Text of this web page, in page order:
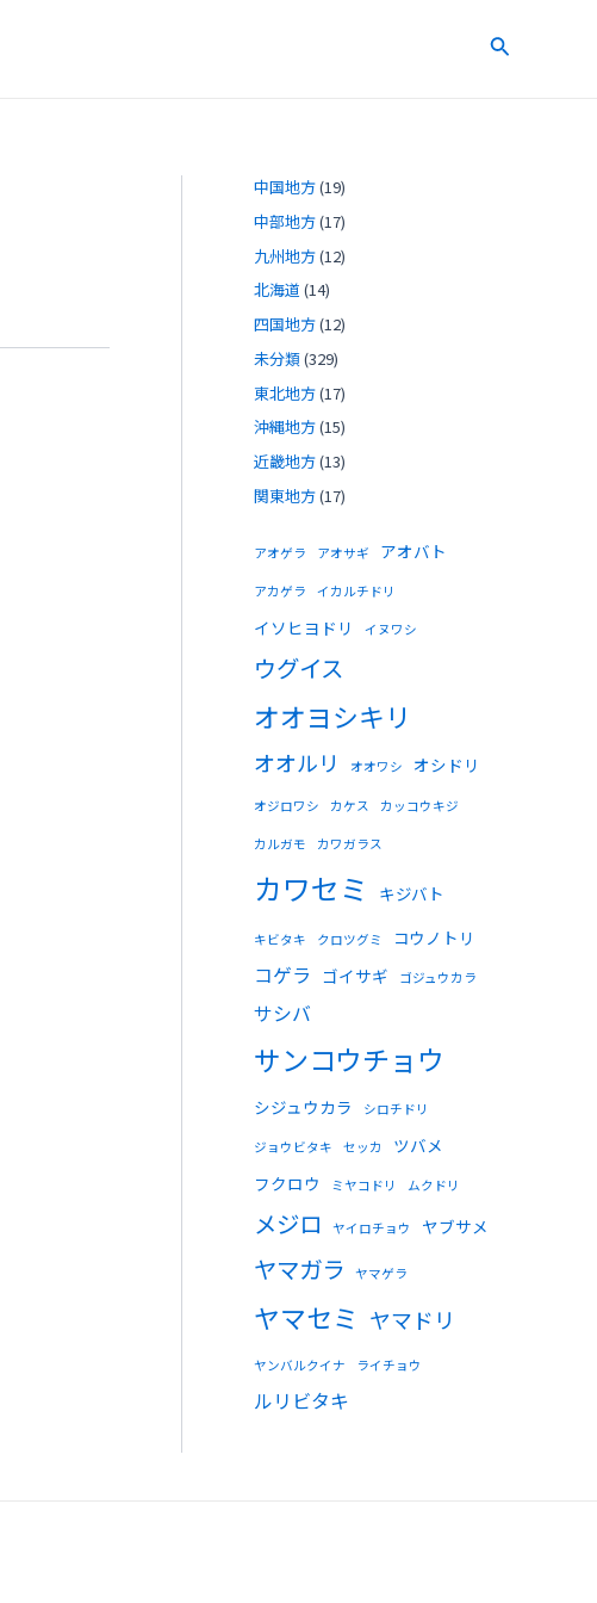
検
中国地方(19)
中部地方(17)
九州地方(12)
北海道 (14)
四国地方(12)
未分類(329)
東北地方(17)
沖縄地方(15)
近畿地方(13)
関東地方(17)
アオゲラ アオサギ アオバト
アカゲラ イカルチドリ
イソヒヨドリ イヌワシ
ウグイス
オオヨシキリ
オオルリ オオワシ オシドリ
オジロワシ カケス カッコウキジ
カルガモ カワガラス
カワセミ キジバト
キビタキ クロツグミ コウノトリ
コゲラ ゴイサギ ゴジュウカラ
サシバ
サンコウチョウ
シジュウカラ シロチドリ
ジョウビタキ セッカ
ツバメ
フクロウ
ミヤコドリ ムクドリ
メジロ ヤイロチョウ ヤブサメ
ヤマガラ ヤマゲラ
ヤマセミ ヤマドリ
ヤンバルクイナ ライチョウ
ルリビタキ